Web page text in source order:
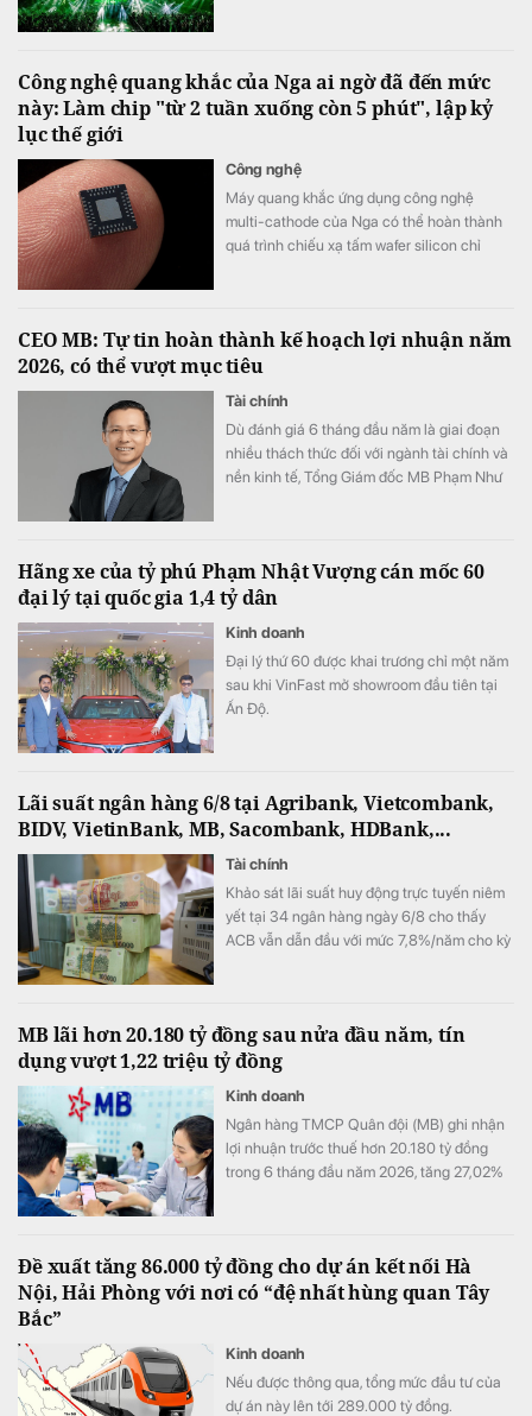
Công nghệ quang khắc của Nga ai ngờ đã đến mức
này: Làm chip "từ 2 tuần xuống còn 5 phút", lập kỷ
lục thế giới
Công nghệ
Máy quang khắc ứng dụng công nghệ
multi-cathode của Nga có thể hoàn thành
quá trình chiếu xạ tấm wafer silicon chỉ
CEO MB: Tự tin hoàn thành kế hoạch lợi nhuận năm
2026, có thể vượt mục tiêu
Tài chính
Dù đánh giá 6 tháng đầu năm là giai đoạn
nhiều thách thức đối với ngành tài chính và
nền kinh tế, Tổng Giám đốc MB Phạm Như
ra.
Hãng xe của tỷ phú Phạm Nhật Vượng cán mốc 60
đại lý tại quốc gia 1,4 tỷ dân
Kinh doanh
Đại lý thứ 60 được khai trương chỉ một năm
sau khi VinFast mở showroom đầu tiên tại
Ấn Độ.
Lãi suất ngân hàng 6/8 tại Agribank, Vietcombank,
BIDV, VietinBank, MB, Sacombank, HDBank,...
Tài chính
Khảo sát lãi suất huy động trực tuyến niêm
yết tại 34 ngân hàng ngày 6/8 cho thấy
ACB vẫn dẫn đầu với mức 7,8%/năm cho kỳ
MB lãi hơn 20.180 tỷ đồng sau nửa đầu năm, tín
dụng vượt 1,22 triệu tỷ đồng
Kinh doanh
Ngân hàng TMCP Quân đội (MB) ghi nhận
lợi nhuận trước thuế hơn 20.180 tỷ đồng
trong 6 tháng đầu năm 2026, tăng 27,02%
1,74 triệu tỷ đồng.
Đề xuất tăng 86.000 tỷ đồng cho dự án kết nối Hà
Nội, Hải Phòng với nơi có “đệ nhất hùng quan Tây
Bắc”
Kinh doanh
Nếu được thông qua, tổng mức đầu tư của
dự án này lên tới 289.000 tỷ đồng.